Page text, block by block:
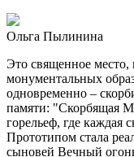
Ольга Пылинина
Это священное место,
монументальных
одновременно –
памяти: "Скорбящая
горельеф, где каждая
Прототипом стала
сыновей Вечный